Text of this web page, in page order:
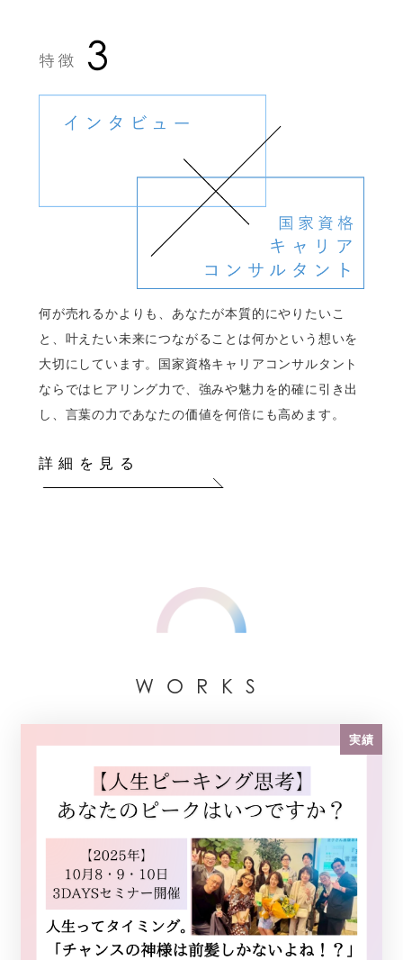
何が売れるかよりも、あなたが本質的にやりたいこ
と、叶えたい未来につながることは何かという想いを
大切にしています。国家資格キャリアコンサルタント
ならではヒアリング力で、強みや魅力を的確に引き出
し、言葉の力であなたの価値を何倍にも高めます。
詳細を見る
WORKS
実績